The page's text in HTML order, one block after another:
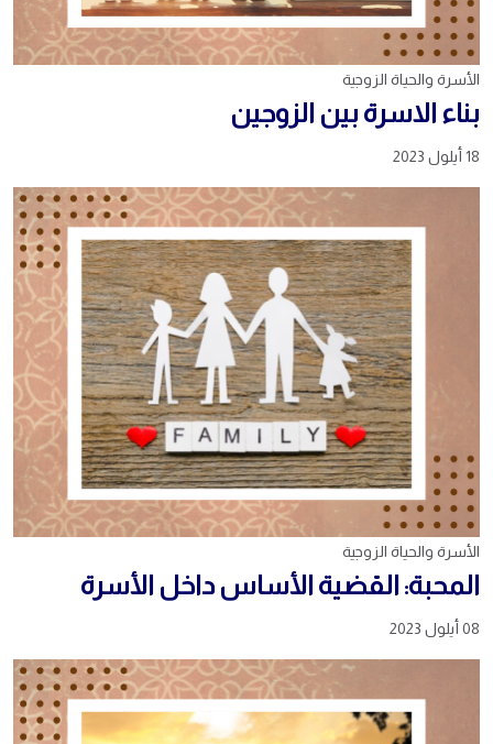
الأسرة والحياة الزوجية
بناء الاسرة بين الزوجين
18 أيلول 2023
الأسرة والحياة الزوجية
المحبة: القضية الأساس داخل الأسرة
08 أيلول 2023